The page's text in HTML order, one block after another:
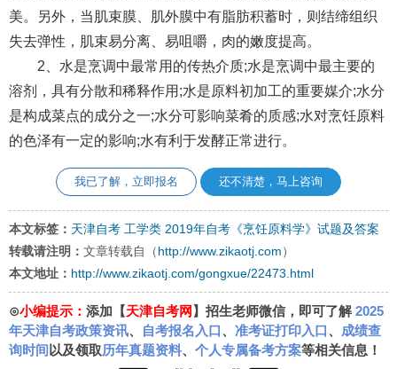
美。另外，当肌束膜、肌外膜中有脂肪积蓄时，则结缔组织
失去弹性，肌束易分离、易咀嚼，肉的嫩度提高。
2、水是烹调中最常用的传热介质;水是烹调中最主要的
溶剂，具有分散和稀释作用;水是原料初加工的重要媒介;水分
是构成菜点的成分之一;水分可影响菜肴的质感;水对烹饪原料
的色泽有一定的影响;水有利于发酵正常进行。
我已了解，立即报名 还不清楚，马上咨询
本文标签： 天津自考 工学类 2019年自考《烹饪原料学》试题及答案
转载请注明： 文章转载自（ http://www.zikaotj.com ）
本文地址： http://www.zikaotj.com/gongxue/22473.html
⊙小编提示： 添加【天津自考网 】招生老师微信，即可了解2025
年天津自考政策资讯、 自考报名入口、 准考证打印入口、 成绩查
询时间 以及领取历年真题资料、 个人专属备考方案等相关信息！